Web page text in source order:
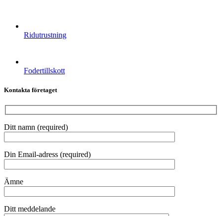
Ridutrustning
Fodertillskott
Kontakta företaget
Ditt namn (required)
Din Email-adress (required)
Ämne
Ditt meddelande